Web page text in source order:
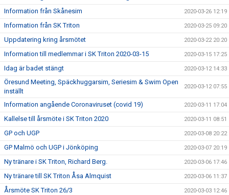
Information från Skånesim 2020-03-26 12:19
Information från SK Triton 2020-03-25 09:20
Uppdatering kring årsmötet 2020-03-22 20:20
Information till medlemmar i SK Triton 2020-03-15 2020-03-15 17:25
Idag är badet stängt 2020-03-12 14:33
Öresund Meeting, Späckhuggarsim, Seriesim & Swim Open
inställt
2020-03-12 07:55
Information angående Coronaviruset (covid 19) 2020-03-11 17:04
Kallelse till årsmöte i SK Triton 2020 2020-03-11 08:51
GP och UGP 2020-03-08 20:22
GP Malmö och UGP i Jönköping 2020-03-07 20:19
Ny tränare i SK Triton, Richard Berg. 2020-03-06 17:46
Ny tränare till SK Triton Åsa Almquist 2020-03-06 11:37
Årsmöte SK Triton 26/3 2020-03-03 12:46